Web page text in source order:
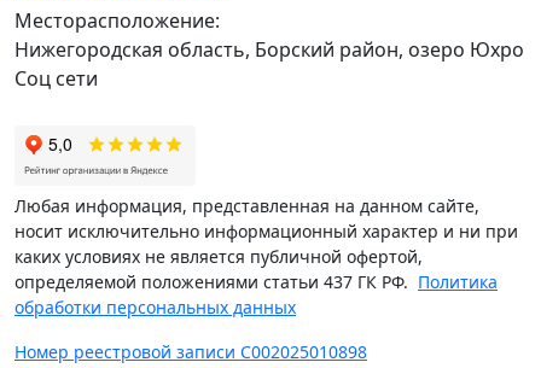
Месторасположение:
Нижегородская область, Борский район, озеро Юхро
Соц сети
Любая информация, представленная на данном сайте,
носит исключительно информационный характер и ни при
каких условиях не является публичной офертой,
определяемой положениями статьи 437 ГК РФ. Политика
обработки персональных данных
Номер реестровой записи С002025010898